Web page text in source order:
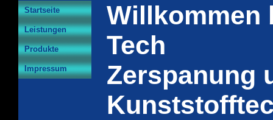
Startseite
Leistungen
Produkte
Impressum
Willkommen
Tech
Zerspanung